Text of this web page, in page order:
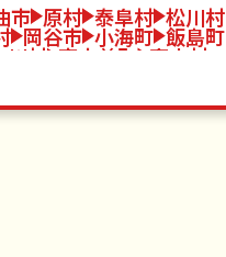
市 原村 泰阜村 松川村
岡谷市 小海町 飯島町
川村 南木曽町 高山村
村 朝日村